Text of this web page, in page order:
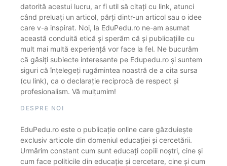
datorită acestui lucru, ar fi util să citați cu link, atunci
când preluați un articol, părți dintr-un articol sau o idee
care v-a inspirat. Noi, la EduPedu.ro ne-am asumat
această conduită etică și sperăm că și publicațiile cu
mult mai multă experiență vor face la fel. Ne bucurăm
că găsiți subiecte interesante pe Edupedu.ro și suntem
siguri că înțelegeți rugămintea noastră de a cita sursa
(cu link), ca o declarație reciprocă de respect și
profesionalism. Vă mulțumim!
DESPRE NOI
EduPedu.ro este o publicație online care găzduiește
exclusiv articole din domeniul educației și cercetării.
Urmărim constant cum sunt educați copiii noștri, cine și
cum face politicile din educație și cercetare, cine și cum